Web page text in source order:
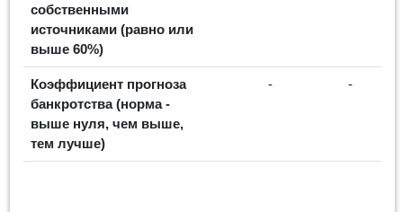
собственными
источниками (равно или
выше 60%)
Коэффициент прогноза
банкротства (норма -
выше нуля, чем выше,
тем лучше)
- -